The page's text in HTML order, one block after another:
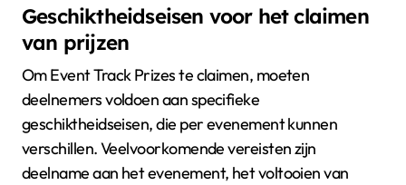
Geschiktheidseisen voor het claimen
van prijzen
Om Event Track Prizes te claimen, moeten
deelnemers voldoen aan specifieke
geschiktheidseisen, die per evenement kunnen
verschillen. Veelvoorkomende vereisten zijn
deelname aan het evenement, het voltooien van